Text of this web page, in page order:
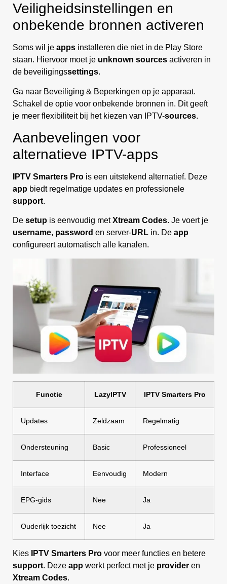
Veiligheidsinstellingen en
onbekende bronnen activeren
Soms wil je apps installeren die niet in de Play Store
staan. Hiervoor moet je unknown sources activeren in
de beveiligingssettings.
Ga naar Beveiliging & Beperkingen op je apparaat.
Schakel de optie voor onbekende bronnen in. Dit geeft
je meer flexibiliteit bij het kiezen van IPTV-sources.
Aanbevelingen voor
alternatieve IPTV-apps
IPTV Smarters Pro is een uitstekend alternatief. Deze
app biedt regelmatige updates en professionele
support.
De setup is eenvoudig metXtream Codes. Je voert je
username, password en server-URL in. De app
configureert automatisch alle kanalen.
Functie LazyIPTV IPTV Smarters Pro
Updates Zeldzaam Regelmatig
Ondersteuning Basic Professioneel
Interface Eenvoudig Modern
EPG-gids Nee Ja
Ouderlijk toezicht Nee Ja
Kies IPTV Smarters Pro voor meer functies en betere
support. Deze app werkt perfect met je provider en
Xtream Codes.